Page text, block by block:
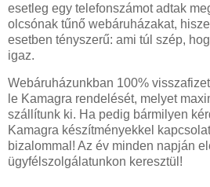
esetleg egy telefonszámot adtak
olcsónak tűnő webáruházakat,
esetben tényszerű: ami túl szép,
igaz.
Webáruházunkban 100%
le Kamagra rendelését, melyet
szállítunk ki. Ha pedig bármilyen
Kamagra készítményekkel
bizalommal! Az év minden napján
ügyfélszolgálatunkon keresztül!